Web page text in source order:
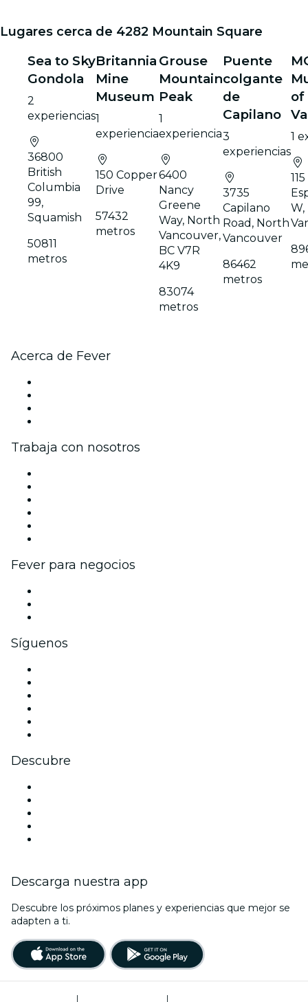
Lugares cerca de 4282 Mountain Square
Sea to Sky
Gondola
2
experiencias
36800
British
Columbia
99,
Squamish
50811
metros
Britannia
Mine
Museum
1
experiencia
150 Copper
Drive
57432
metros
Grouse
Mountain
Peak
1
experiencia
6400
Nancy
Greene
Way, North
Vancouver,
BC V7R
4K9
83074
metros
Puente
colgante
de
Capilano
3
experiencias
3735
Capilano
Road, North
Vancouver
86462
metros
of
1
115
Acerca de Fever
Trabaja con nosotros
Fever para negocios
Síguenos
Descubre
Descarga nuestra app
Descubre los próximos planes y experiencias que mejor se
adapten a ti.
| |